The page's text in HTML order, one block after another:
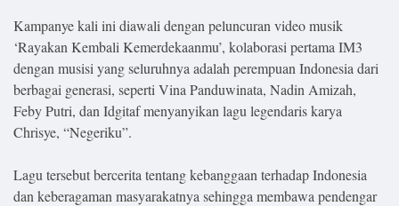
Kampanye kali ini diawali dengan peluncuran video musik
‘Rayakan Kembali Kemerdekaanmu’, kolaborasi pertama IM3
dengan musisi yang seluruhnya adalah perempuan Indonesia dari
berbagai generasi, seperti Vina Panduwinata, Nadin Amizah,
Feby Putri, dan Idgitaf menyanyikan lagu legendaris karya
Chrisye, “Negeriku”.
Lagu tersebut bercerita tentang kebanggaan terhadap Indonesia
dan keberagaman masyarakatnya sehingga membawa pendengar